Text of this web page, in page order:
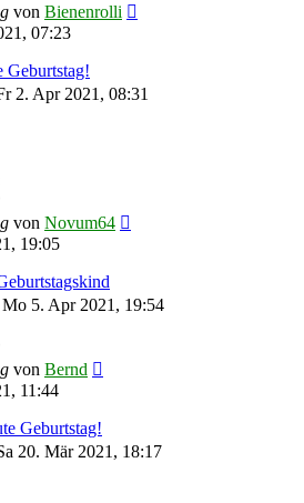
von Bienenrolli
07:23
Geburtstag!
2. Apr 2021, 08:31
von Novum64
19:05
Mo 5. Apr 2021, 19:54
von Bernd
11:44
Geburtstag!
20. Mär 2021, 18:17